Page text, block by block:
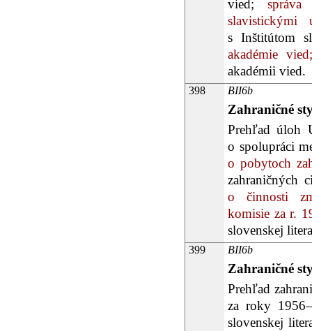
vied; správa
slavistickými
s Inštitútom
akadémie
akadémii vied.
398 BII6b
Zahraničné
Prehľad úloh
o spolupráci
o pobytoch
zahraničných
o činnosti
komisie za r.
slovenskej
399 BII6b
Zahraničné
Prehľad
za roky
slovenskej